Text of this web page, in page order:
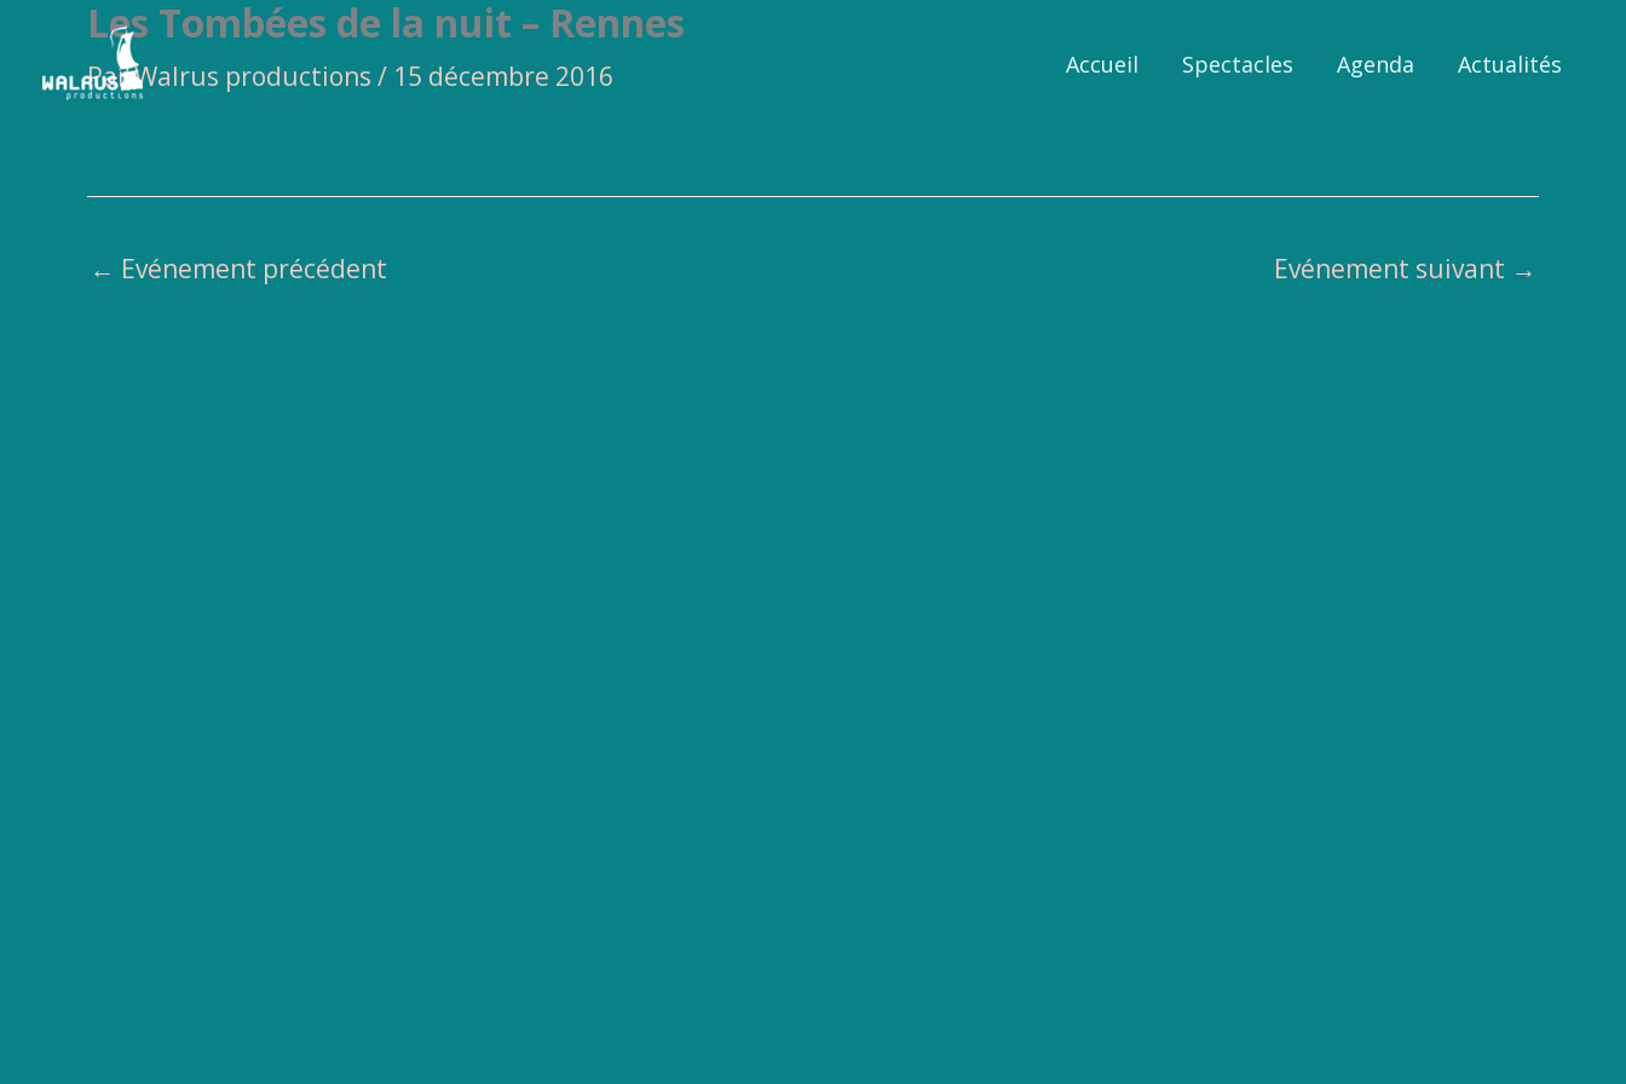
contenu
Accueil Spectacles Agenda Actualités
Les Tombées de la nuit – Rennes
ParWalrus productions / 15 décembre 2016
← Evénement précédent Evénement suivant →